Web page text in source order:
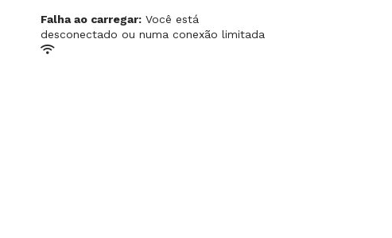
Falha ao carregar: Você está
desconectado ou numa conexão limitada